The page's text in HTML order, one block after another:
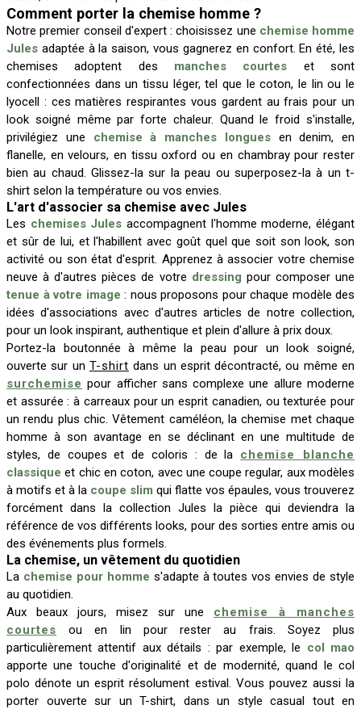
Comment porter la chemise homme ?
Notre premier conseil d'expert : choisissez une chemise homme
Jules adaptée à la saison, vous gagnerez en confort. En été, les
chemises adoptent des manches courtes et sont
confectionnées dans un tissu léger, tel que le coton, le lin ou le
lyocell : ces matières respirantes vous gardent au frais pour un
look soigné même par forte chaleur. Quand le froid s'installe,
privilégiez une chemise à manches longuesen denim, en
flanelle, en velours, en tissu oxford ou en chambray pour rester
bien au chaud. Glissez-la sur la peau ou superposez-la à un t-
shirt selon la température ou vos envies.
L'art d'associer sa chemise avec Jules
Les chemises Jules accompagnent l'homme moderne, élégant
et sûr de lui, et l'habillent avec goût quel que soit son look, son
activité ou son état d'esprit. Apprenez à associer votre chemise
neuve à d'autres pièces de votre dressing pour composer une
tenue à votre image : nous proposons pour chaque modèle des
idées d'associations avec d'autres articles de notre collection,
pour un look inspirant, authentique et plein d'allure à prix doux.
Portez-la boutonnée à même la peau pour un look soigné,
ouverte sur un T-shirt dans un esprit décontracté, ou même en
surchemise pour afficher sans complexe une allure moderne
et assurée : à carreaux pour un esprit canadien, ou texturée pour
un rendu plus chic. Vêtement caméléon, la chemise met chaque
homme à son avantage en se déclinant en une multitude de
styles, de coupes et de coloris : de la chemise blanche
classique et chic en coton, avec une coupe regular, aux modèles
à motifs et à la coupe slim qui flatte vos épaules, vous trouverez
forcément dans la collection Jules la pièce qui deviendra la
référence de vos différents looks, pour des sorties entre amis ou
des événements plus formels.
La chemise, un vêtement du quotidien
La chemise pour homme s'adapte à toutes vos envies de style
au quotidien.
Aux beaux jours, misez sur une chemise à manches
courtes ou en lin pour rester au frais. Soyez plus
particulièrement attentif aux détails : par exemple, le col mao
apporte une touche d'originalité et de modernité, quand le col
polo dénote un esprit résolument estival. Vous pouvez aussi la
porter ouverte sur un T-shirt, dans un style casual tout en